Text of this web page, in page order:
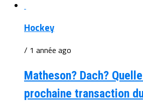
Hockey
/ 1 année ago
Matheson? Dach?
prochaine transaction